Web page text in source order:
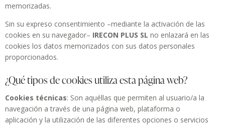
memorizadas.
Sin su expreso consentimiento –mediante la activación de las
cookies en su navegador– IRECON PLUS SL no enlazará en las
cookies los datos memorizados con sus datos personales
proporcionados.
¿Qué tipos de cookies utiliza esta página web?
Cookies técnicas: Son aquéllas que permiten al usuario/a la
navegación a través de una página web, plataforma o
aplicación y la utilización de las diferentes opciones o servicios